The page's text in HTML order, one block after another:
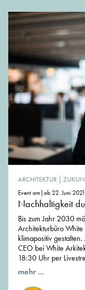
ARCHITEKTUR |
Event am|ab 22. Juni 2021
Nachhaltigkeit
Bis zum Jahr 2030
Architekturbüro
klimapositiv
CEO bei White
18:30 Uhr per
mehr ...